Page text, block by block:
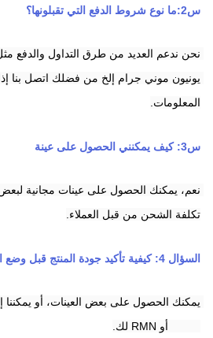
س2:ما نوع شروط الدفع التي تقبلونها؟
نحن ندعم العديد من طرق التداول والدفع مثل T / T،
يونيون موني جرام
المعلومات.
س3: كيف يمكنني الحصول على عينة
تكلفة الشحن من قبل العملاء.
السؤال 4: كيفية تأكيد جودة المنتج قبل وضع الطلبات